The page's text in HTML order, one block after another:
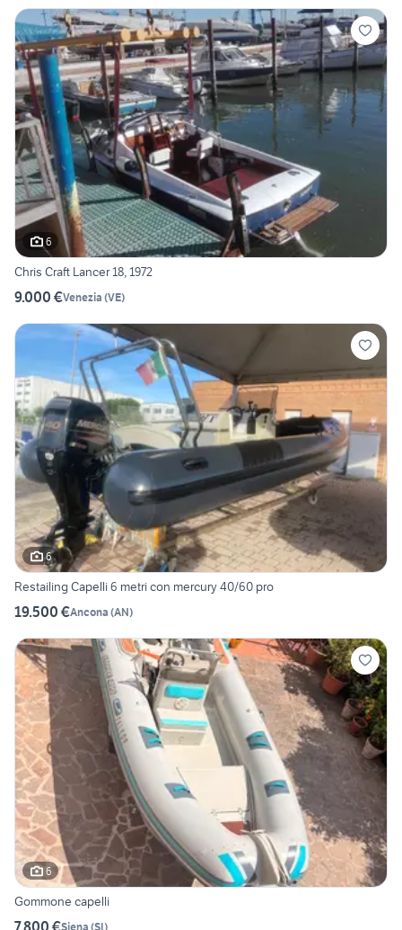
6
Chris Craft Lancer 18, 1972
9.000 €Venezia (VE)
6
Restailing Capelli 6 metri con mercury 40/60 pro
19.500 €Ancona (AN)
6
Gommone capelli
Siena (SI)